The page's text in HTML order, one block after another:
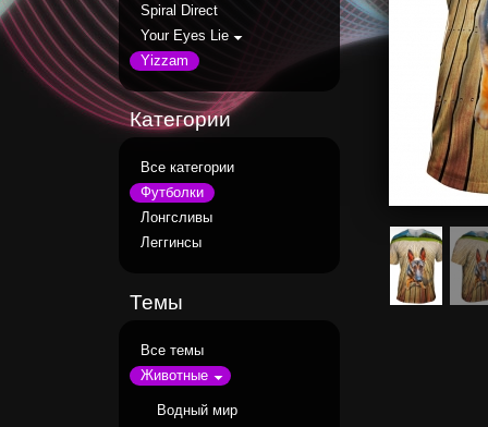
Spiral Direct
Your Eyes Lie
Yizzam
Категории
Все категории
Футболки
Лонгсливы
Леггинсы
Темы
Все темы
Животные
Водный мир